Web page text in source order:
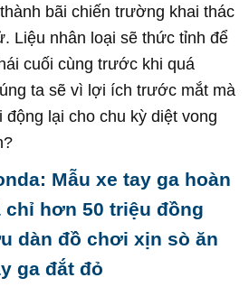
bãi chiến trường khai thác
Liệu nhân loại sẽ thức tỉnh để
cuối cùng trước khi quá
ta sẽ vì lợi ích trước mắt mà
lại cho chu kỳ diệt vong
Mẫu xe tay ga hoàn
hơn 50 triệu đồng
dàn đồ chơi xịn sò ăn
ga đắt đỏ